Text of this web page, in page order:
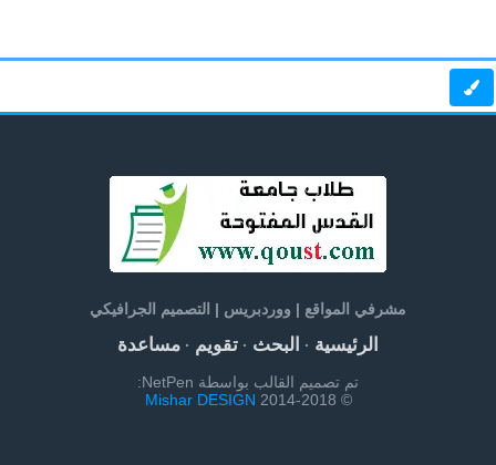
مشرفي المواقع | ووردبريس | التصميم الجرافيكي
الرئيسية· البحث· تقويم· مساعدة
تم تصميم القالب بواسطة NetPen:
© 2014-2018
Mishar DESIGN